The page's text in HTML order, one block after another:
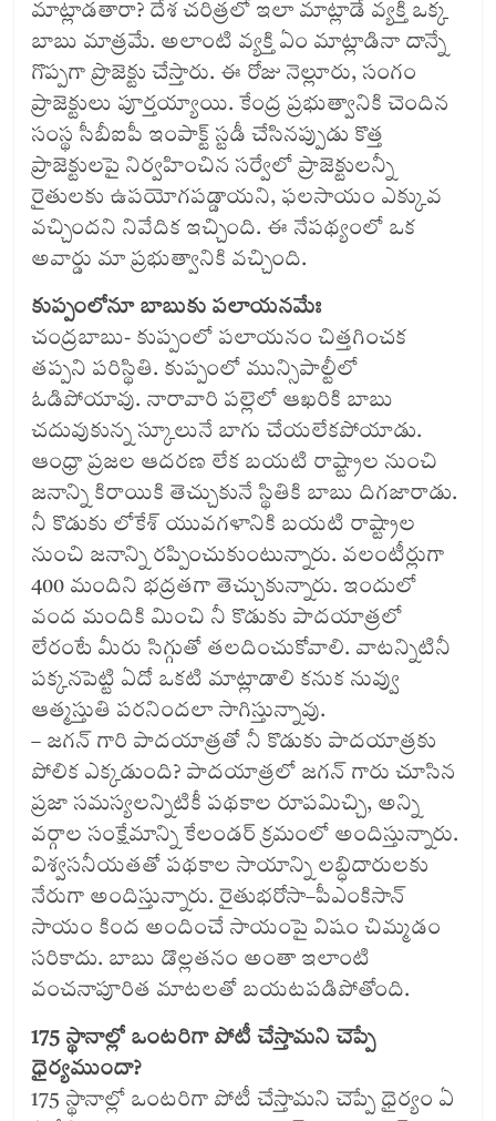
మాట్లాడతారా? దేశ చరిత్రలో ఇలా మాట్లాడే వ్యక్తి ఒక్క
బాబు మాత్రమే. అలాంటి వ్యక్తి ఏం మాట్లాడినా దాన్నే
గొప్పగా ప్రొజెక్టు చేస్తారు. ఈ రోజు నెల్లూరు, సంగం
ప్రాజెక్టులు పూర్తయ్యాయి. కేంద్ర ప్రభుత్వానికి చెందిన
సంస్థ సీబీఐపీ ఇంపాక్ట్‌ స్టడీ చేసినప్పుడు కొత్త
ప్రాజెక్టులపై నిర్వహించిన సర్వేలో ప్రాజెక్టులన్నీ
రైతులకు ఉపయోగపడ్డాయని, ఫలసాయం ఎక్కువ
వచ్చిందని నివేదిక ఇచ్చింది. ఈ నేపథ్యంలో ఒక
అవార్డు మా ప్రభుత్వానికి వచ్చింది.
కుప్పంలోనూ బాబుకు పలాయనమేః
చంద్రబాబు- కుప్పంలో పలాయనం చిత్తగించక
తప్పని పరిస్థితి. కుప్పంలో మున్సిపాల్టీలో
ఓడిపోయావు. నారావారి పల్లెలో ఆఖరికి బాబు
చదువుకున్న స్కూలునే బాగు చేయలేకపోయాడు.
ఆంధ్రా ప్రజల ఆదరణ లేక బయటి రాష్ట్రాల నుంచి
జనాన్ని కిరాయికి తెచ్చుకునే స్థితికి బాబు దిగజారాడు.
నీ కొడుకు లోకేశ్‌ యువగళానికి బయటి రాష్ట్రాల
నుంచి జనాన్ని రప్పించుకుంటున్నారు. వలంటీర్లుగా
400 మందిని భద్రతగా తెచ్చుకున్నారు. ఇందులో
వంద మందికి మించి నీ కొడుకు పాదయాత్రలో
లేరంటే మీరు సిగ్గుతో తలదించుకోవాలి. వాటన్నిటినీ
పక్కనపెట్టి ఏదో ఒకటి మాట్లాడాలి కనుక నువ్వు
ఆత్మస్తుతి పరనిందలా సాగిస్తున్నావు.
– జగన్‌ గారి పాదయాత్రతో నీ కొడుకు పాదయాత్రకు
పోలిక ఎక్కడుంది? పాదయాత్రలో జగన్‌ గారు చూసిన
ప్రజా సమస్యలన్నిటికీ పథకాల రూపమిచ్చి, అన్ని
వర్గాల సంక్షేమాన్ని కేలండర్‌ క్రమంలో అందిస్తున్నారు.
విశ్వసనీయతతో పథకాల సాయాన్ని లబ్ధిదారులకు
నేరుగా అందిస్తున్నారు. రైతుభరోసా–పీఎంకిసాన్‌
సాయం కింద అందించే సాయంపై విషం చిమ్మడం
సరికాదు. బాబు డొల్లతనం అంతా ఇలాంటి
వంచనాపూరిత మాటలతో బయటపడిపోతోంది.
175 స్థానాల్లో ఒంటరిగా పోటీ చేస్తామని చెప్పే
ధైర్యముందా?
175 స్థానాల్లో ఒంటరిగా పోటీ చేస్తామని చెప్పే ధైర్యం ఏ